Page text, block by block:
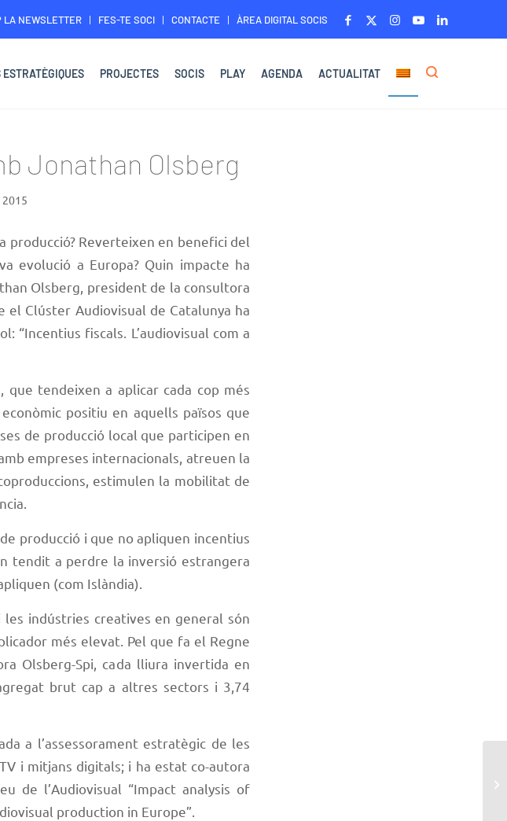
LA NEWSLETTER FES-TE SOCI CONTACTE ÀREA DIGITAL SOCIS
PROJECTES SOCIS PLAY AGENDA ACTUALITAT
Jonathan Olsberg
2015
producció? Reverteixen en benefici del
evolució a Europa? Quin impacte ha
Olsberg, president de la consultora
el Clúster Audiovisual de Catalunya ha
“Incentius fiscals. L’audiovisual com a
que tendeixen a aplicar cada cop més
positiu en aquells països que
de producció local que participen en
empreses internacionals, atreuen la
estimulen la mobilitat de
producció i que no apliquen incentius
tendit a perdre la inversió estrangera
(com Islàndia).
les indústries creatives en general són
més elevat. Pel que fa el Regne
Olsberg-Spi, cada lliura invertida en
brut cap a altres sectors i 3,74
a l’assessorament estratègic de les
i mitjans digitals; i ha estat co-autora
de l’Audiovisual “Impact analysis of
production in Europe”.